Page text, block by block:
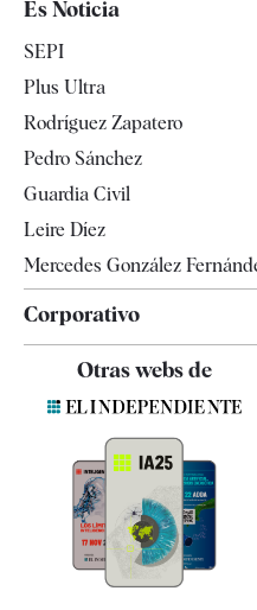
Televisión
Es Noticia
SEPI
Plus Ultra
Rodríguez Zapatero
Pedro Sánchez
Guardia Civil
Leire Díez
Mercedes González
Corporativo
Quiénes somos
Especificaciones
Otras webs de